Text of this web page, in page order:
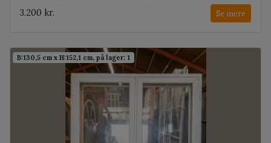
3.200 kr.
Se mere
B:130,5 cm x H:152,1 cm, på lager: 1